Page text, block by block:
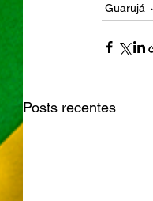
Guarujá
Posts recentes